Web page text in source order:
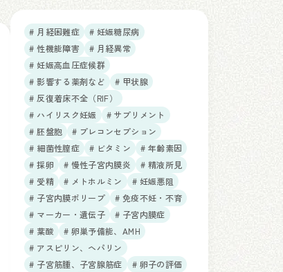
# 月経困難症
# 妊娠糖尿病
# 性機能障害
# 月経異常
# 妊娠高血圧症候群
# 影響する薬剤など
# 甲状腺
# 反復着床不全（RIF）
# ハイリスク妊娠
# サプリメント
# 胚盤胞
# プレコンセプション
# 細菌性膣症
# ビタミン
# 年齢素因
# 採卵
# 慢性子宮内膜炎
# 精液所見
# 受精
# メトホルミン
# 妊娠悪阻
# 子宮内膜ポリープ
# 免疫不妊・不育
# マーカー・遺伝子
# 子宮内膜症
# 葉酸
# 卵巣予備能、AMH
# アスピリン、ヘパリン
# 子宮筋腫、子宮腺筋症
# 卵子の評価